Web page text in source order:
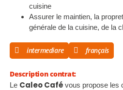
cuisine
Assurer le maintien, la
générale de la cuisine, de la
intermediare français
Description contrat:
Le Caleo Café vous propose les